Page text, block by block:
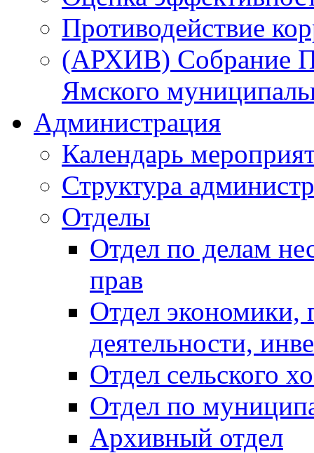
Противодействие
(АРХИВ) Собрание
Ямского
Администрация
Календарь
Структура
Отделы
Отдел по делам
прав
Отдел экономики,
деятельности,
Отдел сельского
Отдел по
Архивный отдел